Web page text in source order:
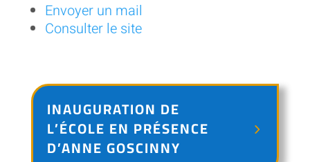
Envoyer un mail
Consulter le site
INAUGURATION DE
L’ÉCOLE EN PRÉSENCE
D’ANNE GOSCINNY